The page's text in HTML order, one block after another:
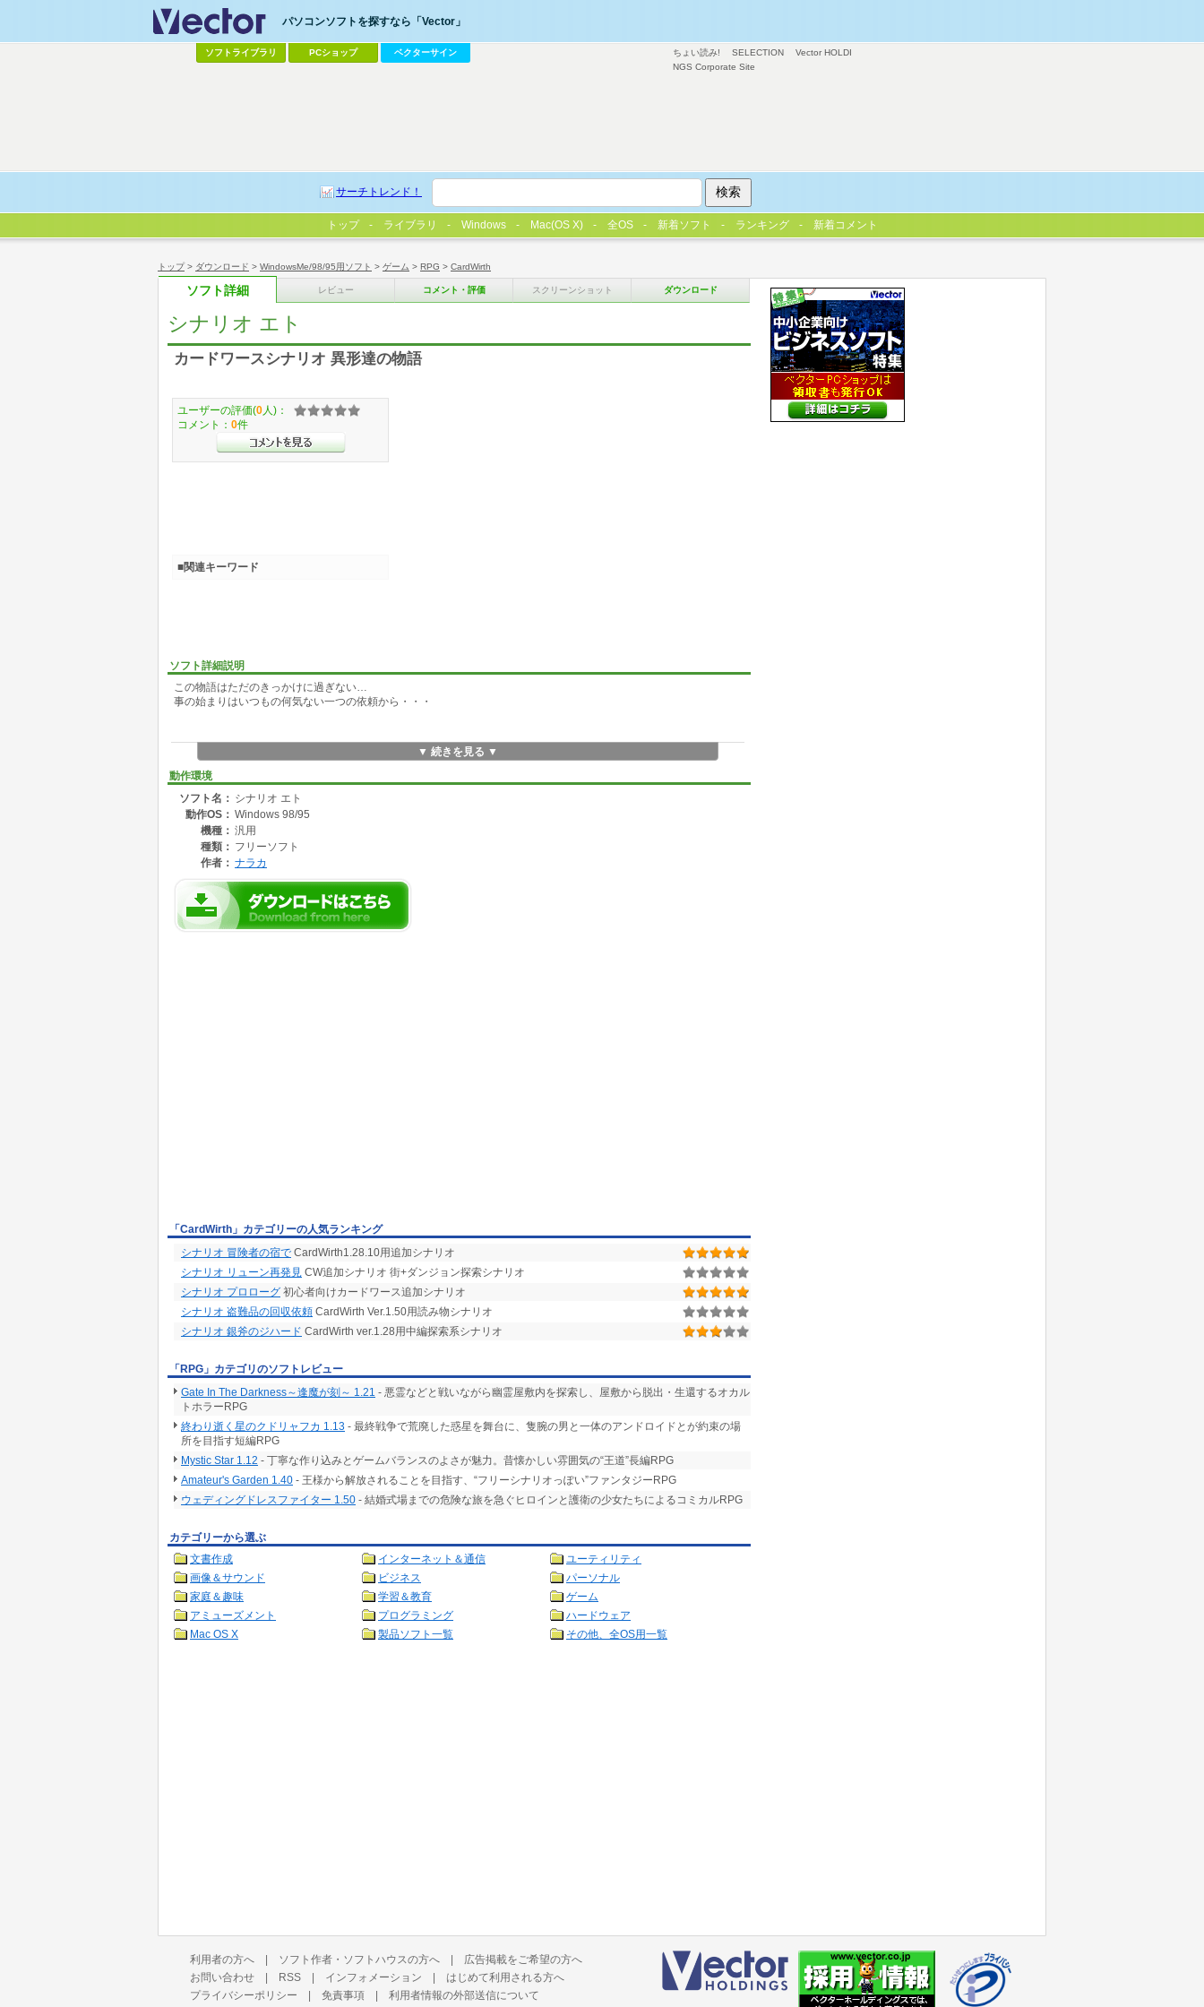
トップ> ダウンロード > WindowsMe/98/95用ソフト > ゲーム > RPG > CardWirth
ソフト詳細 レビュー コメント・評価 スクリーンショット ダウンロード
シナリオ エト
カードワースシナリオ 異形達の物語
ソフト詳細説明
この物語はただのきっかけに過ぎない…
事の始まりはいつもの何気ない一つの依頼から・・・
▼ 続きを見る ▼
動作環境
ソフト名： シナリオ エト
動作OS： Windows 98/95
機種： 汎用
種類： フリーソフト
作者： ナラカ
ユーザーの評価(0 人)：
コメント： 0件
■関連キーワード
「CardWirth」カテゴリーの人気ランキング
シナリオ 冒険者の宿で CardWirth1.28.10用追加シナリオ
シナリオ リューン再発見 CW追加シナリオ 街+ダンジョン探索シナリオ
シナリオ プロローグ 初心者向けカードワース追加シナリオ
シナリオ 盗難品の回収依頼 CardWirth Ver.1.50用読み物シナリオ
シナリオ 銀斧のジハード CardWirth ver.1.28用中編探索系シナリオ
「RPG」カテゴリのソフトレビュー
Gate In The Darkness～逢魔が刻～ 1.21 - 悪霊などと戦いながら幽霊屋敷内を探索し、屋敷から脱出・生還するオカル
トホラーRPG
終わり逝く星のクドリャフカ 1.13 - 最終戦争で荒廃した惑星を舞台に、隻腕の男と一体のアンドロイドとが約束の場
所を目指す短編RPG
Mystic Star 1.12 - 丁寧な作り込みとゲームバランスのよさが魅力。昔懐かしい雰囲気の“王道”長編RPG
Amateur's Garden 1.40 - 王様から解放されることを目指す、“フリーシナリオっぽい”ファンタジーRPG
ウェディングドレスファイター 1.50 - 結婚式場までの危険な旅を急ぐヒロインと護衛の少女たちによるコミカルRPG
カテゴリーから選ぶ
文書作成
インターネット＆通信
ユーティリティ
画像＆サウンド
ビジネス
パーソナル
家庭＆趣味
学習＆教育
ゲーム
アミューズメント
プログラミング
ハードウェア
Mac OS X
製品ソフト一覧 その他、全OS用一覧
ちょい読み! SELECTION
Vector HOLDI
NGS Corporate Site
パソコンソフトを探すなら「Vector」
ソフトライブラリ PCショップ ベクターサイン
サーチトレンド！
トップ ライブラリ Windows Mac(OS X) 全OS 新着ソフト ランキング 新着コメント
利用者の方へ | ソフト作者・ソフトハウスの方へ | 広告掲載をご希望の方へ
お問い合わせ | RSS | インフォメーション | はじめて利用される方へ
プライバシーポリシー | 免責事項 | 利用者情報の外部送信について